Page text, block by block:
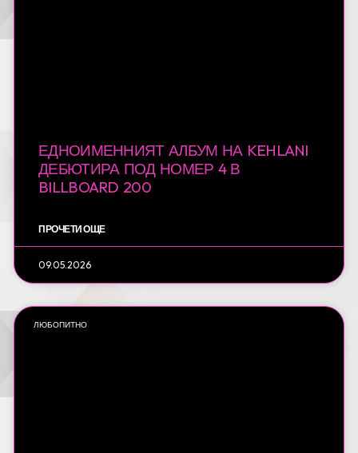
ЕДНОИМЕННИЯТ АЛБУМ НА KEHLANI
ДЕБЮТИРА ПОД НОМЕР 4 В
BILLBOARD 200
ПРОЧЕТИ ОЩЕ
09.05.2026
ЛЮБОПИТНО